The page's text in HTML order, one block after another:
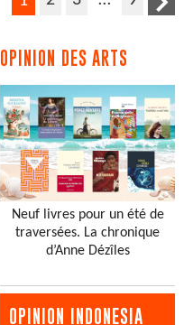
OPINION DES ARTS
Neuf livres pour un été de
traversées. La chronique
d’Anne Dézîles
OPINION INDONESIA